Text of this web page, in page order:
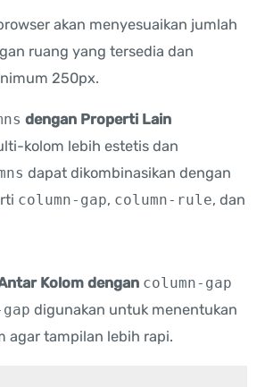
akan menyesuaikan jumlah
ruang yang tersedia dan
250px.
dengan Properti Lain
kolom lebih estetis dan
dapat dikombinasikan dengan
column-gap, column-rule, dan
Kolom dengan column-gap
digunakan untuk menentukan
agar tampilan lebih rapi.